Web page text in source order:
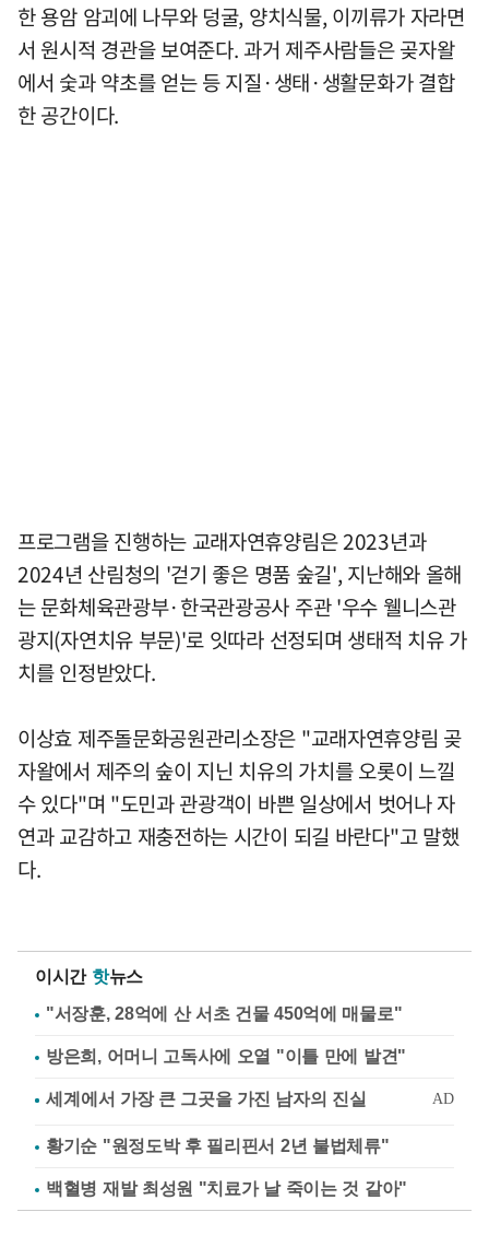
한 용암 암괴에 나무와 덩굴, 양치식물, 이끼류가 자라면
서 원시적 경관을 보여준다. 과거 제주사람들은 곶자왈
에서 숯과 약초를 얻는 등 지질·생태·생활문화가 결합
한 공간이다.
프로그램을 진행하는 교래자연휴양림은 2023년과
2024년 산림청의 '걷기 좋은 명품 숲길', 지난해와 올해
는 문화체육관광부·한국관광공사 주관 '우수 웰니스관
광지(자연치유 부문)'로 잇따라 선정되며 생태적 치유 가
치를 인정받았다.
이상효 제주돌문화공원관리소장은 "교래자연휴양림 곶
자왈에서 제주의 숲이 지닌 치유의 가치를 오롯이 느낄
수 있다"며 "도민과 관광객이 바쁜 일상에서 벗어나 자
연과 교감하고 재충전하는 시간이 되길 바란다"고 말했
다.
이시간 핫뉴스
"서장훈, 28억에 산 서초 건물 450억에 매물로"
방은희, 어머니 고독사에 오열 "이틀 만에 발견"
황기순 "원정도박 후 필리핀서 2년 불법체류"
백혈병 재발 최성원 "치료가 날 죽이는 것 같아"